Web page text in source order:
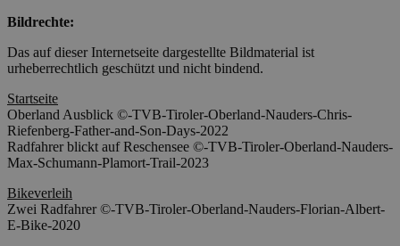
Bildrechte:
Das auf dieser Internetseite dargestellte Bildmaterial ist
urheberrechtlich geschützt und nicht bindend.
Startseite
Oberland Ausblick ©-TVB-Tiroler-Oberland-Nauders-Chris-
Riefenberg-Father-and-Son-Days-2022
Radfahrer blickt auf Reschensee ©-TVB-Tiroler-Oberland-Nauders-
Max-Schumann-Plamort-Trail-2023
Bikeverleih
Zwei Radfahrer ©-TVB-Tiroler-Oberland-Nauders-Florian-Albert-
E-Bike-2020